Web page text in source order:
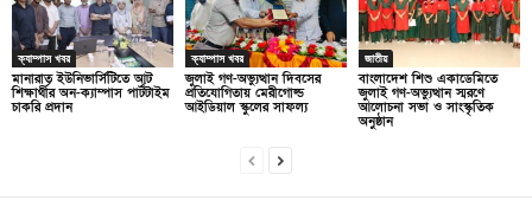
ক্যাম্পাস খবর
মানারাত ইউনিভার্সিটিতে আট
শিক্ষার্থীর অন-ক্যাম্পাস পার্টটাইম
চাকরি প্রদান
ক্যাম্পাস খবর
জুলাই গণ-অভ্যুত্থান দিবসের
প্রতিযোগিতায় মেরীগোল্ড
আইডিয়াল স্কুলের সাফল্য
জাতীয়
বাংলাদেশ শিশু একাডেমিতে
জুলাই গণ-অভ্যুত্থান স্মরণে
আলোচনা সভা ও সাংস্কৃতিক
অনুষ্ঠান